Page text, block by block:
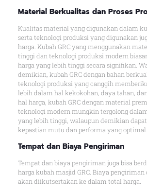
Material Berkualitas dan Proses
Kualitas material yang digunakan dalam
serta teknologi produksi yang digunakan
harga. Kubah GRC yang menggunakan
tinggi dan teknologi produksi modern
harga yang lebih tinggi secara signifikan.
demikian, kubah GRC dengan bahan
teknologi produksi yang canggih
lebih dalam hal kekokohan, daya tahan,
hal harga, kubah GRC dengan material
teknologi modern mungkin tergolong
yang lebih tinggi, walaupun demikian
kepastian mutu dan performa yang optimal.
Tempat dan Biaya Pengiriman
Tempat dan biaya pengiriman juga bisa
harga kubah masjid GRC. Biaya
akan diikutsertakan ke dalam total harga.